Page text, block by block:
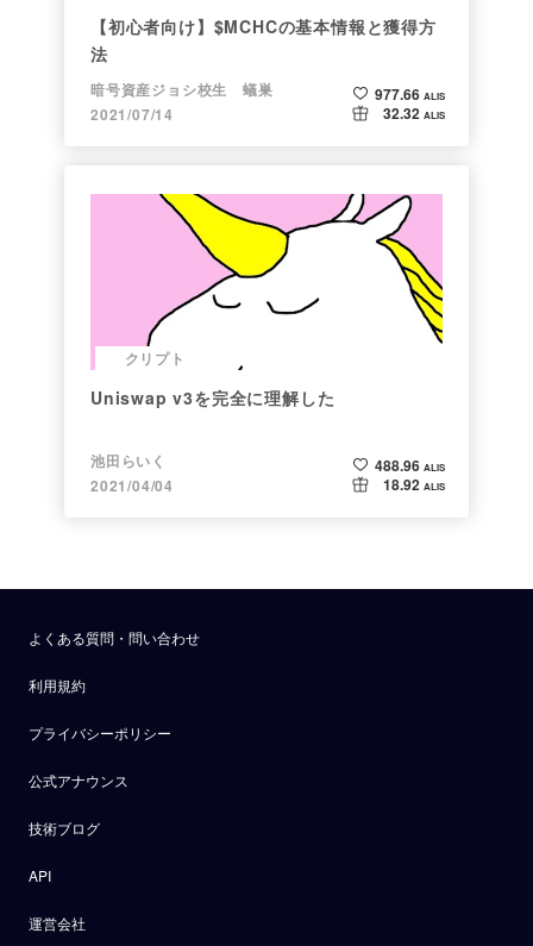
【初心者向け】$MCHCの基本情報と獲得方
法
暗号資産ジョシ校生 蟻巣
2021/07/14
977.66 ALIS
32.32 ALIS
クリプト
Uniswap v3を完全に理解した
池田らいく
2021/04/04
488.96 ALIS
18.92 ALIS
よくある質問・問い合わせ
利用規約
プライバシーポリシー
公式アナウンス
技術ブログ
API
運営会社